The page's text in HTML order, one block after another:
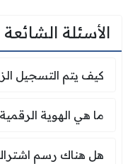
الأسئلة الشائعة
كيف يتم التسجيل
كيف يتم التسجيل
ما هي الهوية
ما هي الهوية
هل هناك رسم
هل هناك رسم